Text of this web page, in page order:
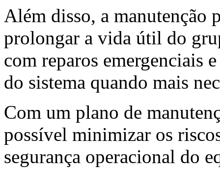
Além disso, a manutenção
prolongar a vida útil do
com reparos emergenciais
do sistema quando mais
Com um plano de
possível minimizar os
segurança operacional do